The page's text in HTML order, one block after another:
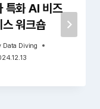
특화 AI 비즈
스 워크숍
Data Diving